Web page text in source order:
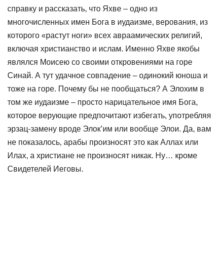
справку и рассказать, что Яхве – одно из
многочисленных имен Бога в иудаизме, верования, из
которого «растут ноги» всех авраамических религий,
включая христианство и ислам. Именно Яхве якобы
являлся Моисею со своими откровениями на горе
Синай. А тут удачное совпадение – одинокий юноша и
тоже на горе. Почему бы не пообщаться? А Элохим в
том же иудаизме – просто нарицательное имя Бога,
которое верующие предпочитают избегать, употребляя
эрзац-замену вроде Элок’им или вообще Элои. Да, вам
не показалось, арабы произносят это как Аллах или
Илах, а христиане не произносят никак. Ну… кроме
Свидетелей Иеговы.